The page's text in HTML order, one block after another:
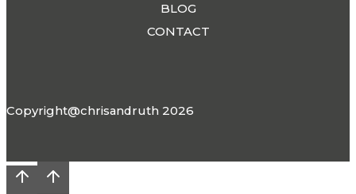
BLOG
CONTACT
Copyright@chrisandruth 2026